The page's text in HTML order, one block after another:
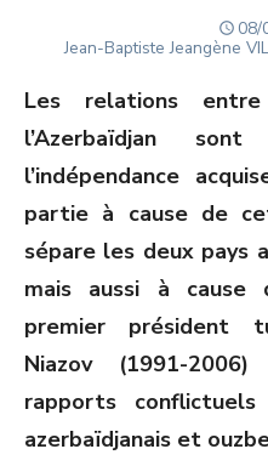
ON
08/
Author
Jean-Baptiste Jeangène
Les relations
l’Azerbaïdjan
l’indépendance
partie à cause de
sépare les deux pays
mais aussi à
premier président
Niazov (1991-
rapports
azerbaïdjanais et